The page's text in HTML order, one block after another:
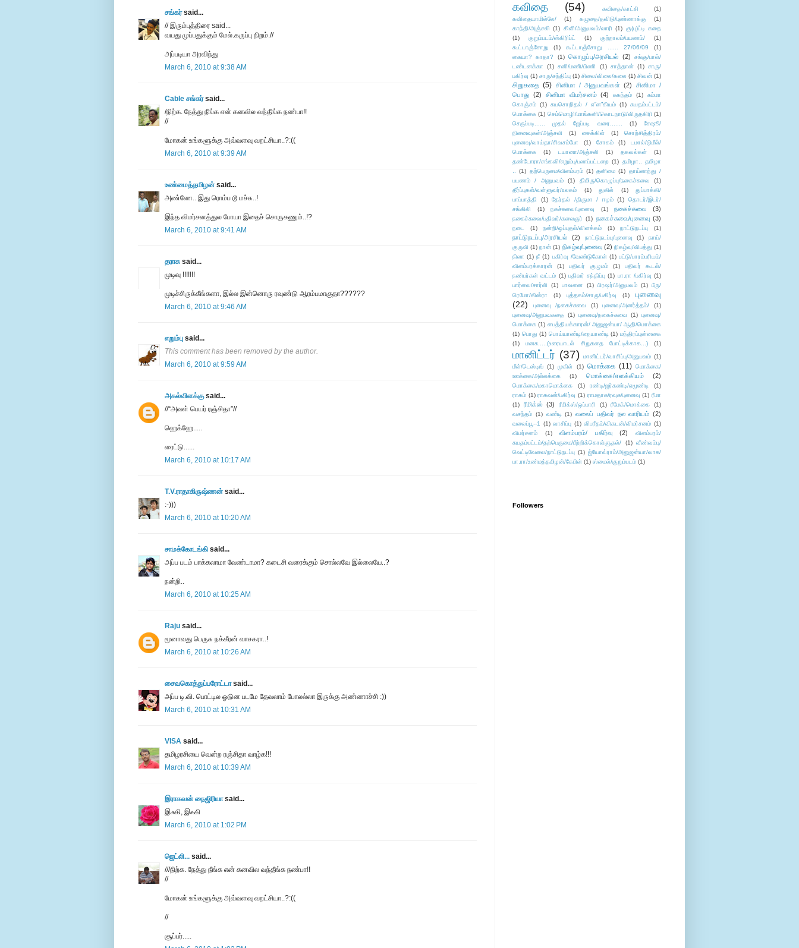
சங்கர்said...
// இரும்புத்திரை said...
வயது முப்பதுக்கும் மேல்.கருப்பு நிறம்.//
அப்படியா அரவிந்து
March 6, 2010 at 9:38 AM
Cable சங்கர்said...
/நிற்க. நேத்து நீங்க என் கனவில வந்தீங்க நண்பா!!
//
மோகன் உங்களூக்கு அவ்வளவு வறட்சியா..?:((
March 6, 2010 at 9:39 AM
உண்மைத்தமிழன் said...
அண்ணே.. இது ரொம்ப டூ மச்சு..!
இந்த விமர்சனத்துல போயா இதைச் சொருகணும்..!?
March 6, 2010 at 9:41 AM
தராசு said...
முடிவு !!!!!!!
முடிச்சிருக்கீங்களா, இல்ல இன்னொரு ரவுண்டு ஆரம்பமாகுதா??????
March 6, 2010 at 9:46 AM
எறும்பு said...
This comment has been removed by the author.
March 6, 2010 at 9:59 AM
அகல்விளக்குsaid...
//“அவள் பெயர் ரஞ்சிதா”//
ஹெக்ஹே.....
ரைட்டு......
March 6, 2010 at 10:17 AM
T.V.ராதாகிருஷ்ணன் said...
:-)))
March 6, 2010 at 10:20 AM
சாமக்கோடங்கி said...
அப்ப படம் பாக்கலாமா வேண்டாமா? கடைசி வரைக்கும் சொல்லவே இல்லையே..?
நன்றி..
March 6, 2010 at 10:25 AM
Raju said...
மூனாவது பெருசு நக்கீரன் வாசகரா..!
March 6, 2010 at 10:26 AM
சைவகொத்துப்பரோட்டாsaid...
அப்ப டி.வி. பொட்டில ஓடுன படமே தேவலாம் போலல்லா இருக்கு அண்ணாச்சி :))
March 6, 2010 at 10:31 AM
VISA said...
தமிழரசியை வென்ற ரஞ்சிதா வாழ்க!!!
March 6, 2010 at 10:39 AM
இராகவன் நைஜிரியாsaid...
இஃகி, இஃகி
March 6, 2010 at 1:02 PM
ஜெட்லி... said...
///நிற்க. நேத்து நீங்க என் கனவில வந்தீங்க நண்பா!!
//
மோகன் உங்களூக்கு அவ்வளவு வறட்சியா..?:((
//
சூப்பர்.....
கவிதை (54) கவிதை/காட்சி
(1)
கவிதையாமில்லே/
(1) கழுதை/தவிடு/புண்ணாக்கு
(1)
காந்தி/அஞ்சலி (1) கிளி/அனுபவம்/லாரி (1) கு(பு)ட்டி கதை
(1)
குறும்படம்/ஸ்கிரிப்ட் (1) குற்றாலம்/பயணம்/
(1)
கூட்டாஞ்சோறு
(1) கூட்டாஞ்சோறு ...... 27/06/09
(1)
கையா? காதா?
(1) கொழுப்பு/அரசியல் (2)
சங்கு/பால்/
டண்டனக்கா
(1) சனி/மணி/பிணி (1) சாத்தான் (1) சாரு/
பகிர்வு (1) சாரு/சந்திப்பு (1) சிலை/விலை/கலை (1) சிவன் (1)
சிறுகதை (5) சினிமா / அனுபவங்கள் (2)
சினிமா /
பொது (2) சினிமா விமர்சனம் (4) சுகந்தம் (1)
சும்மா
கொஞ்சம் (1) சுயசொறிதல் / எ”ள”கியம் (1) சுயதம்பட்டம்/
மொக்கை (1) செம்மொழி/மாங்கனி/கொடநாடு/விருதகிரி (1)
செருப்படி...... முதல் ஜேப்படி வரை.......
(1)
சேஷூ/
நினைவுகள்/அஞ்சலி
(1) சைக்கிள் (1)
சொற்சித்திரம்/
புனைவு/வாய்தா/சிவசம்போ
(1) சோகம் (1)
டமால்/டுமீல்/
மொக்கை
(1) டயானா/அஞ்சலி (1) தகவல்கள்
(1)
தண்டோரா/சங்கவி/எறும்பு/பலாப்பட்டறை (1) தமிழா.. தமிழா
.. (1) தற்பெருமை/விளம்பரம் (1) தனிமை (1) தாய்லாந்து /
பயணம் / அனுபவம்
(1) திமிரு/கொழுப்பு/நகைச்சுவை
(1)
தீர்ப்புகள்/வள்ளுவர்/உலகம்
(1) துகில் (1)
துப்பாக்கி/
பாப்பாத்தி
(1) தேர்தல் /திருமா / ஈழம் (1)
தொடர்/இடர்/
சங்கிலி
(1) நகச்சுவை/புனைவு (1) நகைச்சுவை (3)
நகைச்சுவை/பதிவர்/கலைஞர் (1) நகைச்சுவை/புனைவு (3)
நடை (1) நன்றி/ஒப்புதல்/விளக்கம் (1) நாட்டுநடப்பு (1)
நாட்டுநடப்பு/அரசியல் (2) நாட்டுநடப்பு/புனைவு (1)
நாய்/
குருவி (1) நான் (1) நிகழ்வு/புனைவு (2) நிகழ்வு/விபத்து (1)
நிலா (1) நீ (1) பகிர்வு /வேண்டுகோள் (1) பட்டு/பாரம்பரியம்/
விளம்பரக்காரன்
(1) பதிவர் குழுமம் (1)
பதிவர் கூடல்/
நண்பர்கள் வட்டம் (1) பதிவர் சந்திப்பு (1) பா.ரா /பகிர்வு (1)
பார்வை/சார்லி
(1) பாவனை (1) பிரஷர்/அனுபவம் (1) பீரு/
ரெமோ/கிஸ்ரா
(1) புத்தகம்/சாரு/பகிர்வு (1)
புனைவு
(22)
புனைவு /நகைச்சுவை (1) புனைவு/அனர்த்தம்/
(1)
புனைவு/அனுபவகதை (1) புனைவு/நகைச்சுவை (1) புனைவு/
மொக்கை (1) பைத்தியக்காரன்/ அனுஜன்யா/ ஆதி/மொக்கை
(1) பொது (1) பொய்யாண்டி/நையாண்டி (1) மந்திரப்புன்னகை
(1)
மனசு.....(உரையாடல் சிறுகதை போட்டிக்காக...) (1)
மானிட்டர் (37) மானிட்டர்/வாசிப்பு/அனுபவம் (1)
மீள்/டெஸ்டிங் (1) முகில் (1) மொக்கை (11) மொக்கை/
ஊக்கை/அல்லக்கை
(1) மொக்கை/எளக்கியம் (2)
மொக்கை/மகாமொக்கை (1) ரண்டி/ஜர்கண்டி/ஏமூண்டி
(1)
ராகம் (1) ராகவன்/பகிர்வு (1) ராமதாசு/ரவுசு/புனைவு (1) ரீமா
(1)
ரீமிக்ஸ் (3) ரீமிக்ஸ்/ஒப்பாரி (1) ரீமேக்/மொக்கை
(1)
வசந்தம் (1) வண்டி (1) வலைப் பதிவர் நல வாரியம் (2)
வலைப்பூ--1 (1) வாசிப்பு (1) விபரீதம்/விகடன்/விமர்சனம் (1)
விமர்சனம்
(1) விளம்பரம்/ பகிர்வு (2)
விளம்பரம்/
சுயதம்பட்டம்/தற்பெருமை/பீற்றிக்கொள்ளுதல்/
(1) வீண்வம்பு/
வெட்டிவேலை/நாட்டுநடப்பு (1) ஜ்யோவ்ராம்/அனுஜன்யா/வாசு/
பா.ரா/உண்மத்தமிழன்/கேபிள் (1) ஸ்மைல்/குறும்படம் (1)
Followers